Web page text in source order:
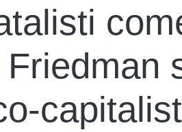
Friedman